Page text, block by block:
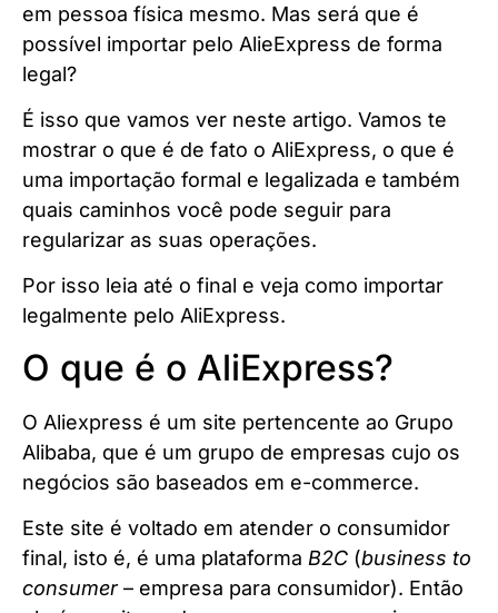
em pessoa física mesmo. Mas será que é
possível importar pelo AlieExpress de forma
legal?
É isso que vamos ver neste artigo. Vamos te
mostrar o que é de fato o AliExpress, o que é
uma importação formal e legalizada e também
quais caminhos você pode seguir para
regularizar as suas operações.
Por isso leia até o final e veja como importar
legalmente pelo AliExpress.
O que é o AliExpress?
O Aliexpress é um site pertencente ao Grupo
Alibaba, que é um grupo de empresas cujo os
negócios são baseados em e-commerce.
Este site é voltado em atender o consumidor
final, isto é, é uma plataforma B2C (business to
consumer– empresa para consumidor). Então